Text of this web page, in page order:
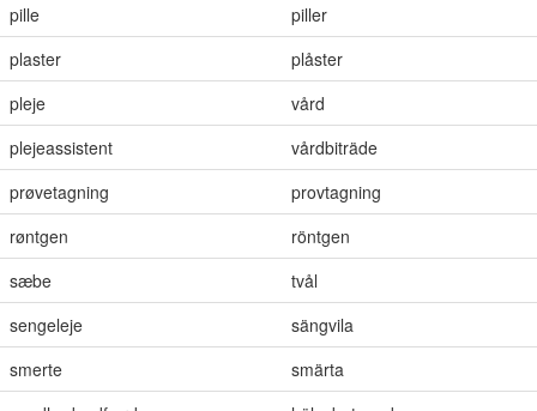
pille
piller
plaster
plåster
pleje
vård
plejeassistent
vårdbiträde
prøvetagning
provtagning
røntgen
röntgen
sæbe
tvål
sengeleje
sängvila
smerte
smärta